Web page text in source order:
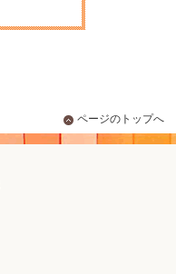
ページのトップへ